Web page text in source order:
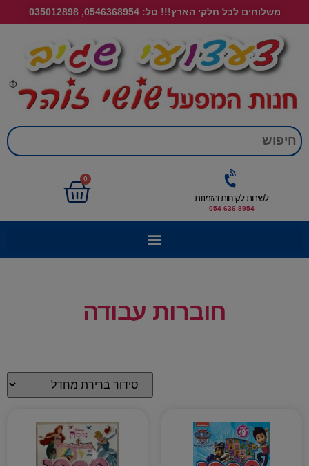
משלוחים לכל חלקי הארץ!!! טל: 0546368954, 035012898
לשירות לקוחות והזמנות
054-636-8954
0
חוברות עבודה